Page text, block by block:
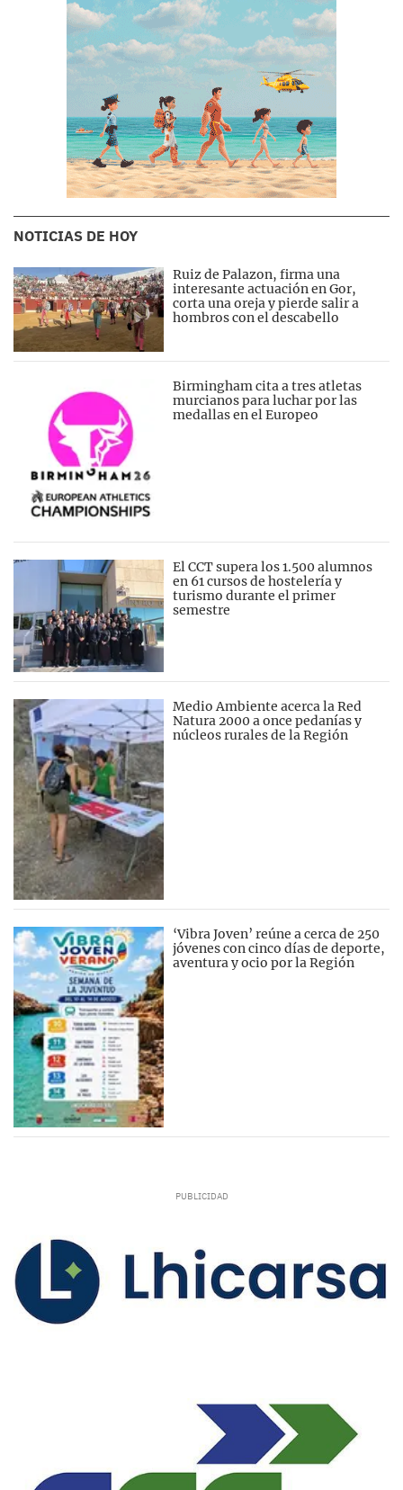
NOTICIAS DE HOY
Ruiz de Palazon, firma una
interesante actuación en Gor,
corta una oreja y pierde salir a
hombros con el descabello
Birmingham cita a tres atletas
murcianos para luchar por las
medallas en el Europeo
El CCT supera los 1.500 alumnos
en 61 cursos de hostelería y
turismo durante el primer
semestre
Medio Ambiente acerca la Red
Natura 2000 a once pedanías y
núcleos rurales de la Región
‘Vibra Joven’ reúne a cerca de 250
jóvenes con cinco días de deporte,
aventura y ocio por la Región